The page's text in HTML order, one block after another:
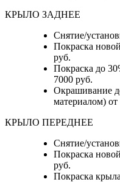
КРЫЛО ЗАДНЕЕ
Снятие/
Покраска
руб.
Покраска до
7000 руб.
Окрашивание
материалом) от
КРЫЛО ПЕРЕДНЕЕ
Снятие/
Покраска
руб.
Покраска